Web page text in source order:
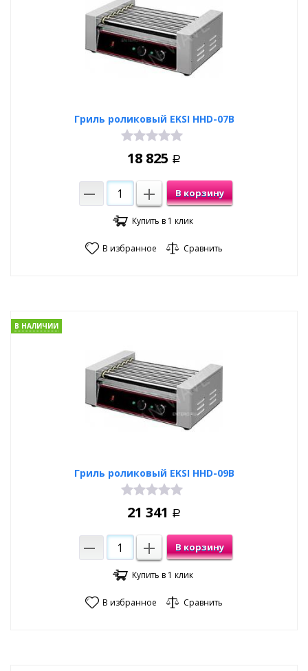
Гриль роликовый EKSI HHD-07B
18 825 Р
В корзину
Купить в 1 клик
В избранное Сравнить
Гриль роликовый EKSI HHD-09B
В НАЛИЧИИ
21 341 Р
В корзину
Купить в 1 клик
В избранное Сравнить